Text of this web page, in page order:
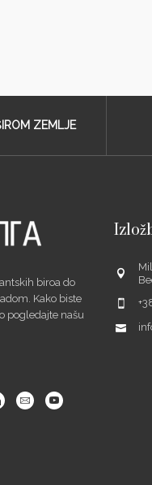
ZEMLJE
biroa do
Kako biste
pogledajte našu
Email Youtube